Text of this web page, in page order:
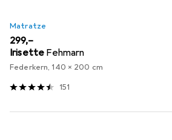
Matratze
EUR
299,–
Irisette Fehmarn
Federkern, 140 x 200 cm
151